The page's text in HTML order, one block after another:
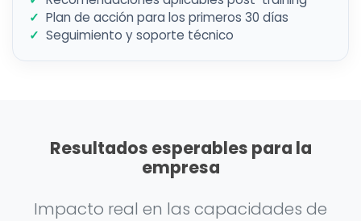
Plan de acción para los primeros 30 días
Seguimiento y soporte técnico
Resultados esperables para la
empresa
Impacto real en las capacidades de